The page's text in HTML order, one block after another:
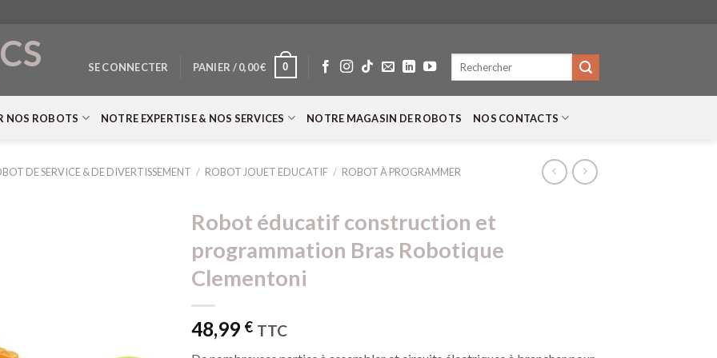
SE CONNECTER PANIER /0,00€ 0
Recherche
NOS ROBOTS NOTRE EXPERTISE & NOS SERVICES NOTRE MAGASIN DE ROBOTS NOS CONTACTS
DE SERVICE & DE DIVERTISSEMENT / ROBOT JOUET EDUCATIF / ROBOT À PROGRAMMER
Robot éducatif construction et
programmation Bras Robotique
Clementoni
48,99 € TTC